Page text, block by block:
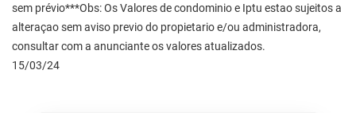
sem prévio***Obs: Os Valores de condominio e Iptu estao sujeitos a
alteraçao sem aviso previo do propietario e/ou administradora,
consultar com a anunciante os valores atualizados.
15/03/24